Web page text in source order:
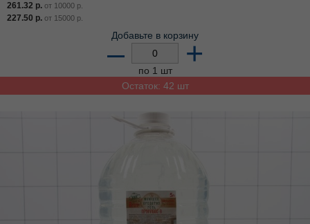
261.32 р. от 10000 р.
227.50 р. от 15000 р.
Добавьте в корзину
– +
по 1 шт
Остаток: 42 шт